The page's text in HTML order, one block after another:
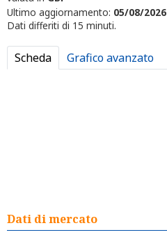
Ultimo aggiornamento: 05/08/2026
Dati differiti di 15 minuti.
Scheda Grafico avanzato
Dati di mercato